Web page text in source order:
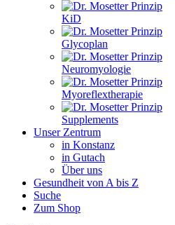
KiD
Glycoplan
Neuromyologie
Myoreflextherapie
Supplements
Unser Zentrum
in Konstanz
in Gutach
Über uns
Gesundheit von A bis Z
Suche
Zum Shop